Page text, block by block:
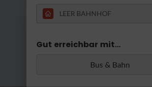
RatterRatter...
Gut erreichbar mit...
Bus & Bahn